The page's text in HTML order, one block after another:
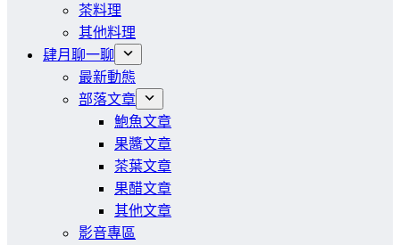
茶料理
其他料理
肆月聊一聊
最新動態
部落文章
鮑魚文章
果醬文章
茶葉文章
果醋文章
其他文章
影音專區